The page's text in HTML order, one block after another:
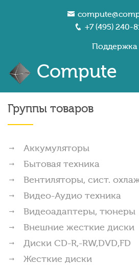
+7 (495) 240-
Поддержка
Compute
Группы товаров
Аккумуляторы
Бытовая техника
Вентиляторы, сист.
Видео-Аудио техника
Видеоадаптеры, тюнеры
Внешние жесткие диски
Диски CD-R,-RW,DVD,FD
Жесткие диски